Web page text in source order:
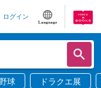
ログイン
Language
球 ドラクエ展